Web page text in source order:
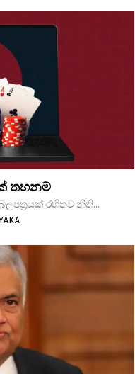
ක් තහනම්
රහිතව නීති...